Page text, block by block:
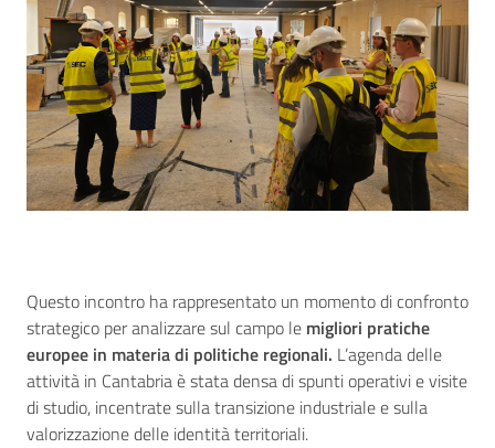
Questo incontro ha rappresentato un momento di confronto
strategico per analizzare sul campo le migliori pratiche
europee in materia di politiche regionali. L’agenda delle
attività in Cantabria è stata densa di spunti operativi e visite
di studio, incentrate sulla transizione industriale e sulla
valorizzazione delle identità territoriali.